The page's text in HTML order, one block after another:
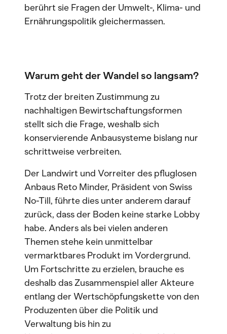
berührt sie Fragen der Umwelt-, Klima- und
Ernährungspolitik gleichermassen.
Warum geht der Wandel so langsam?
Trotz der breiten Zustimmung zu
nachhaltigen Bewirtschaftungsformen
stellt sich die Frage, weshalb sich
konservierende Anbausysteme bislang nur
schrittweise verbreiten.
Der Landwirt und Vorreiter des pfluglosen
Anbaus Reto Minder, Präsident von Swiss
No-Till, führte dies unter anderem darauf
zurück, dass der Boden keine starke Lobby
habe. Anders als bei vielen anderen
Themen stehe kein unmittelbar
vermarktbares Produkt im Vordergrund.
Um Fortschritte zu erzielen, brauche es
deshalb das Zusammenspiel aller Akteure
entlang der Wertschöpfungskette von den
Produzenten über die Politik und
Verwaltung bis hin zu